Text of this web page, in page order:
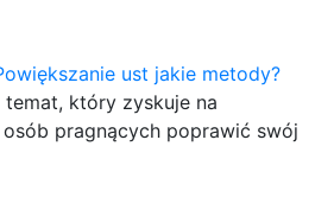
ust jakie metody?
który zyskuje na
pragnących poprawić swój